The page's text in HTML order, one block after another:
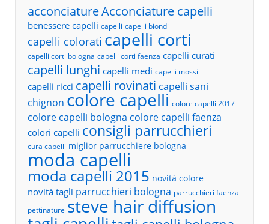
acconciatureAcconciature capelli
benessere capelli capelli capelli biondi
capelli colorati capelli corti
capelli corti bologna capelli corti faenza capelli curati
capelli lunghi capelli medi capelli mossi
capelli ricci capelli rovinati capelli sani
chignon colore capelli colore capelli 2017
colore capelli bologna colore capelli faenza
colori capelli consigli parrucchieri
cura capelli miglior parrucchiere bologna
moda capelli
moda capelli 2015 novità colore
novità tagli parrucchieri bologna parrucchieri faenza
pettinature steve hair diffusion